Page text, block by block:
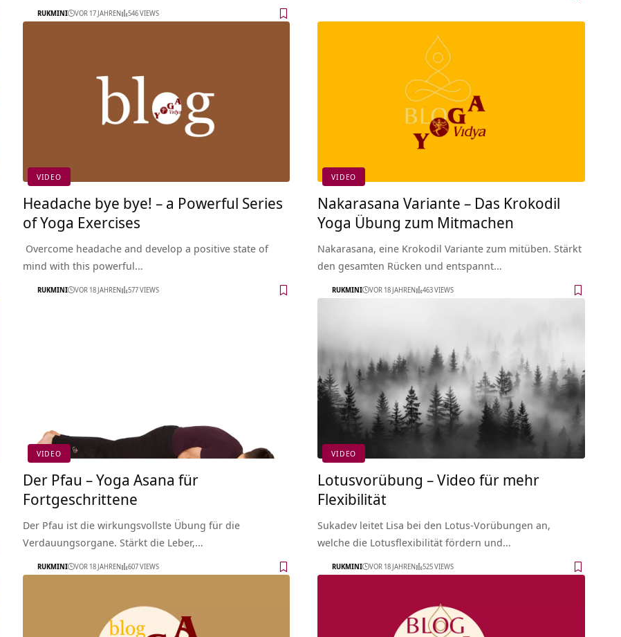
RUKMINI VOR 17 JAHREN 546 VIEWS
VIDEO
Headache bye bye! – a Powerful Series
of Yoga Exercises
Overcome headache and develop a positive state of
mind with this powerful…
RUKMINI VOR 18 JAHREN 577 VIEWS
VIDEO
Nakarasana Variante – Das Krokodil
Yoga Übung zum Mitmachen
Nakarasana, eine Krokodil Variante zum mitüben. Stärkt
den gesamten Rücken und entspannt…
RUKMINI VOR 18 JAHREN 463 VIEWS
VIDEO
Der Pfau – Yoga Asana für
Fortgeschrittene
Der Pfau ist die wirkungsvollste Übung für die
Verdauungsorgane. Stärkt die Leber,…
RUKMINI VOR 18 JAHREN 607 VIEWS
VIDEO
Lotusvorübung – Video für mehr
Flexibilität
Sukadev leitet Lisa bei den Lotus-Vorübungen an,
welche die Lotusflexibilität fördern und…
RUKMINI VOR 18 JAHREN 525 VIEWS